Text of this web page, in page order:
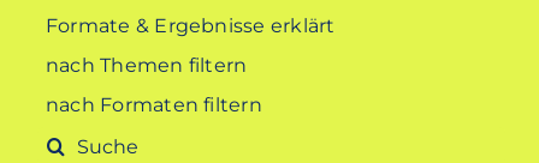
Formate & Ergebnisse erklärt
nach Themen filtern
nach Formaten filtern
Suche